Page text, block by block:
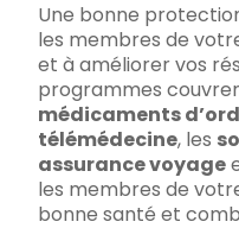
Une bonne
les membres de
et à améliorer vos
programmes
médicaments
télémédecine, les
assurance voyage
les membres de
bonne santé et